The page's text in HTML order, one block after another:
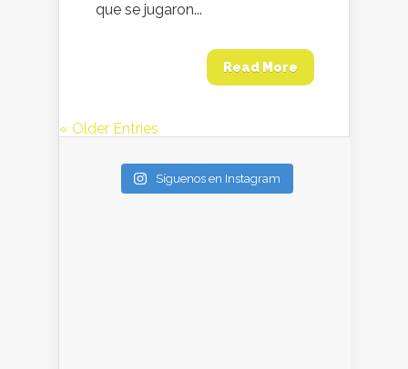
que se jugaron...
Read More
« Older Entries
Síguenos en Instagram